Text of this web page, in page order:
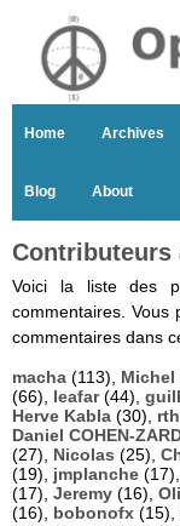
Home Archives
Blog About
Contributeurs
Voici la liste des
commentaires. Vous
commentaires dans
macha (113), Michel
(66), leafar(44),
Herve Kabla (30),
Daniel COHEN-
(27), Nicolas (25),
(19), jmplanche (17),
(17), Jeremy (16),
(16), bobonofx (15),